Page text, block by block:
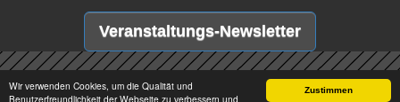
Zustimmen
Wir verwenden Cookies, um die Qualität und
Benutzerfreundlichkeit der Webseite zu verbessern und
Veranstaltungs-Newsletter